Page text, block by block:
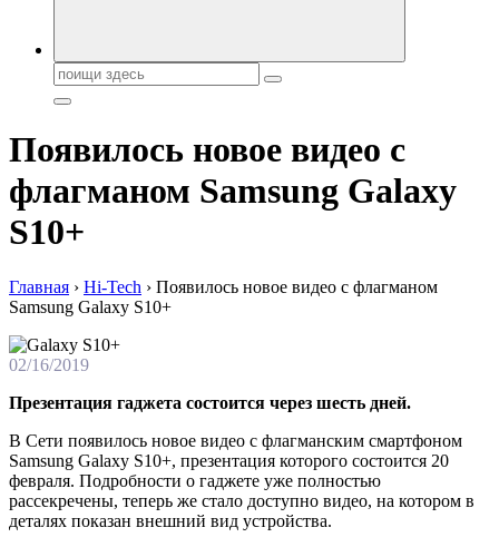
Поиск:
Появилось новое видео с
флагманом Samsung Galaxy
S10+
Главная › Hi-Tech › Появилось новое видео с флагманом
Samsung Galaxy S10+
02/16/2019
Презентация гаджета состоится через шесть дней.
В Сети появилось новое видео с флагманским смартфоном
Samsung Galaxy S10+, презентация которого состоится 20
февраля. Подробности о гаджете уже полностью
рассекречены, теперь же стало доступно видео, на котором в
деталях показан внешний вид устройства.